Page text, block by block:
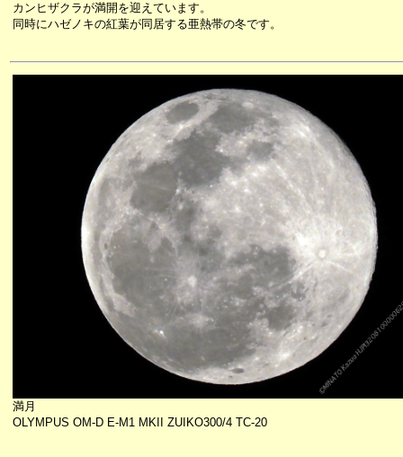
カンヒザクラが満開を迎えています。
同時にハゼノキの紅葉が同居する亜熱帯の冬です。
満月
OLYMPUS OM-D E-M1 MKII ZUIKO300/4 TC-20